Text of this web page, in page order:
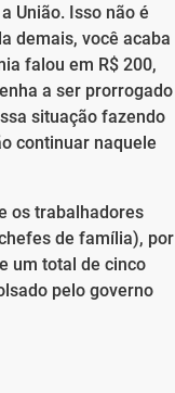
União. Isso não é
demais, você acaba
falou em R$ 200,
a ser prorrogado
situação fazendo
continuar naquele
os trabalhadores
de família), por
um total de cinco
pelo governo